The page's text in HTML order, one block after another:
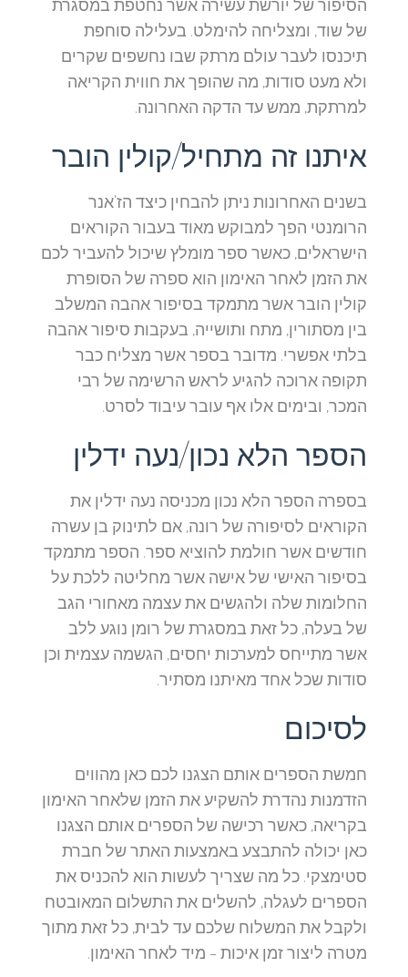
הסיפור של יורשת עשירה אשר נחטפת במסגרת
של שוד, ומצליחה להימלט. בעלילה סוחפת
תיכנסו לעבר עולם מרתק שבו נחשפים שקרים
ולא מעט סודות, מה שהופך את חווית הקריאה
למרתקת, ממש עד הדקה האחרונה.
איתנו זה מתחיל/קולין הובר
בשנים האחרונות ניתן להבחין כיצד הז'אנר
הרומנטי הפך למבוקש מאוד בעבור הקוראים
הישראלים, כאשר ספר מומלץ שיכול להעביר לכם
את הזמן לאחר האימון הוא ספרה של הסופרת
קולין הובר אשר מתמקד בסיפור אהבה המשלב
בין מסתורין, מתח ותושייה, בעקבות סיפור אהבה
בלתי אפשרי. מדובר בספר אשר מצליח כבר
תקופה ארוכה להגיע לראש הרשימה של רבי
המכר, ובימים אלו אף עובר עיבוד לסרט.
הספר הלא נכון/נעה ידלין
בספרה הספר הלא נכון מכניסה נעה ידלין את
הקוראים לסיפורה של רונה, אם לתינוק בן עשרה
חודשים אשר חולמת להוציא ספר. הספר מתמקד
בסיפור האישי של אישה אשר מחליטה ללכת על
החלומות שלה ולהגשים את עצמה מאחורי הגב
של בעלה, כל זאת במסגרת של רומן נוגע ללב
אשר מתייחס למערכות יחסים, הגשמה עצמית וכן
סודות שכל אחד מאיתנו מסתיר.
לסיכום
חמשת הספרים אותם הצגנו לכם כאן מהווים
הזדמנות נהדרת להשקיע את הזמן שלאחר האימון
בקריאה, כאשר רכישה של הספרים אותם הצגנו
כאן יכולה להתבצע באמצעות האתר של חברת
סטימצקי. כל מה שצריך לעשות הוא להכניס את
הספרים לעגלה, להשלים את התשלום המאובטח
ולקבל את המשלוח שלכם עד לבית, כל זאת מתוך
מטרה ליצור זמן איכות – מיד לאחר האימון.